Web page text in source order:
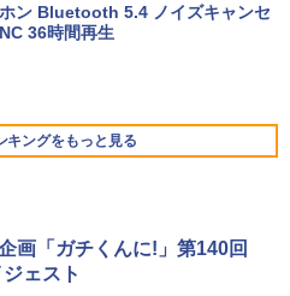
代 メモリ8GB SSD256GB搭載
付き 中古パソコン テンキー
エヌイーシー バーサプロ
チ 中古美品 マウスコンピュータ
第10世代Core i7-1065G7/ 8G
式1TB-SSD/ カメラ/ LTE/
Fi6/ Office付き/ Win11【中古ノ
ンテル 第14世代 Core i5-6400 i
i7-14700F｜ SSD 256GB～2T
能 ゲーム 本体のみ 高スペッ 初
み
高性能 第14世代 第12世代 Cor
Corei3 AMD Ryzen7 SSD 25
メモリ 8GB〜32GB Window
21.5型 液晶ディスプレイ ベゼ
プレイ 液晶モニター PCモニタ
角度調節 FullHD ブルーライト
ン Bluetooth 5.4 ノイズキャンセ
36時間再生
キングをもっと見る
feat. Flo Milli, ATL Jacob
限定】 い・ろ・は・す 2L P
レス ×8本
りごと 17巻 (デジタル版ビッグガ
ックス)
画「ガチくんに!」第140回
ェスト